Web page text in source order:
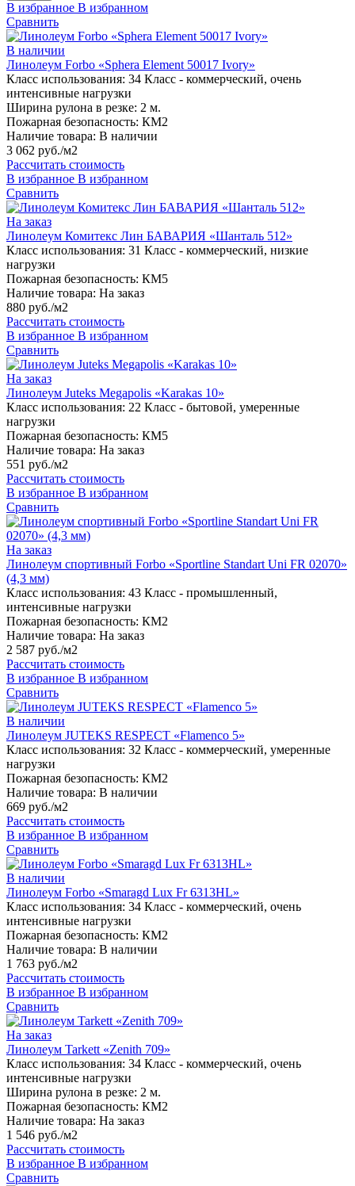
В избранное В избранном
Сравнить
В наличии
Линолеум Forbo «Sphera Element 50017 Ivory»
Класс использования: 34 Класс - коммерческий, очень
интенсивные нагрузки
Ширина рулона в резке: 2 м.
Пожарная безопасность: КМ2
Наличие товара: В наличии
3 062 руб./м2
Рассчитать стоимость
В избранное В избранном
Сравнить
На заказ
Линолеум Комитекс Лин БАВАРИЯ «Шанталь 512»
Класс использования: 31 Класс - коммерческий, низкие
нагрузки
Пожарная безопасность: КМ5
Наличие товара: На заказ
880 руб./м2
Рассчитать стоимость
В избранное В избранном
Сравнить
На заказ
Линолеум Juteks Megapolis «Karakas 10»
Класс использования: 22 Класс - бытовой, умеренные
нагрузки
Пожарная безопасность: КМ5
Наличие товара: На заказ
551 руб./м2
Рассчитать стоимость
В избранное В избранном
Сравнить
На заказ
Линолеум спортивный Forbo «Sportline Standart Uni FR 02070»
(4,3 мм)
Класс использования: 43 Класс - промышленный,
интенсивные нагрузки
Пожарная безопасность: КМ2
Наличие товара: На заказ
2 587 руб./м2
Рассчитать стоимость
В избранное В избранном
Сравнить
В наличии
Линолеум JUTEKS RESPECT «Flamenco 5»
Класс использования: 32 Класс - коммерческий, умеренные
нагрузки
Пожарная безопасность: КМ2
Наличие товара: В наличии
669 руб./м2
Рассчитать стоимость
В избранное В избранном
Сравнить
В наличии
Линолеум Forbo «Smaragd Lux Fr 6313HL»
Класс использования: 34 Класс - коммерческий, очень
интенсивные нагрузки
Пожарная безопасность: КМ2
Наличие товара: В наличии
1 763 руб./м2
Рассчитать стоимость
В избранное В избранном
Сравнить
На заказ
Линолеум Tarkett «Zenith 709»
Класс использования: 34 Класс - коммерческий, очень
интенсивные нагрузки
Ширина рулона в резке: 2 м.
Пожарная безопасность: КМ2
Наличие товара: На заказ
1 546 руб./м2
Рассчитать стоимость
В избранное В избранном
Сравнить